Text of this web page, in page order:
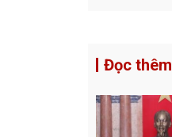
Đọc thêm